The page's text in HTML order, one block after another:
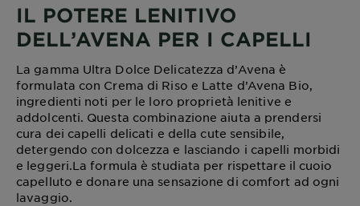
IL POTERE LENITIVO
DELL’AVENA PER I CAPELLI
La gamma Ultra Dolce Delicatezza d’Avena è
formulata con Crema di Riso e Latte d’Avena Bio,
ingredienti noti per le loro proprietà lenitive e
addolcenti. Questa combinazione aiuta a prendersi
cura dei capelli delicati e della cute sensibile,
detergendo con dolcezza e lasciando i capelli morbidi
e leggeri.La formula è studiata per rispettare il cuoio
capelluto e donare una sensazione di comfort ad ogni
lavaggio.